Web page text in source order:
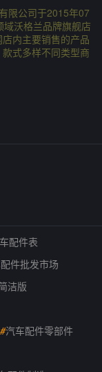
限公司于2015年07
沃格兰品牌旗舰店
内主要销售的产品
式多样不同类型商
配件表
件批发市场
洁版
#汽车配件零部件